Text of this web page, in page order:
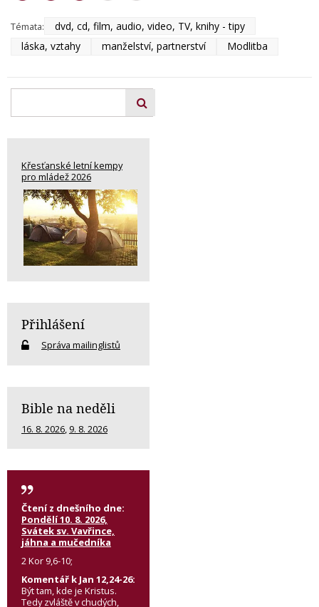
Témata:
dvd, cd, film, audio, video, TV, knihy - tipy
láska, vztahy
manželství, partnerství Modlitba
Křesťanské letní kempy
pro mládež 2026
Přihlášení
Správa mailinglistů
Bible na neděli
16. 8. 2026, 9. 8. 2026
Čtení z dnešního dne:
Pondělí 10. 8. 2026,
Svátek sv. Vavřince,
jáhna a mučedníka
2 Kor 9,6-10;
Komentář k Jan 12,24-26:
Být tam, kde je Kristus.
Tedy zvláště v chudých,